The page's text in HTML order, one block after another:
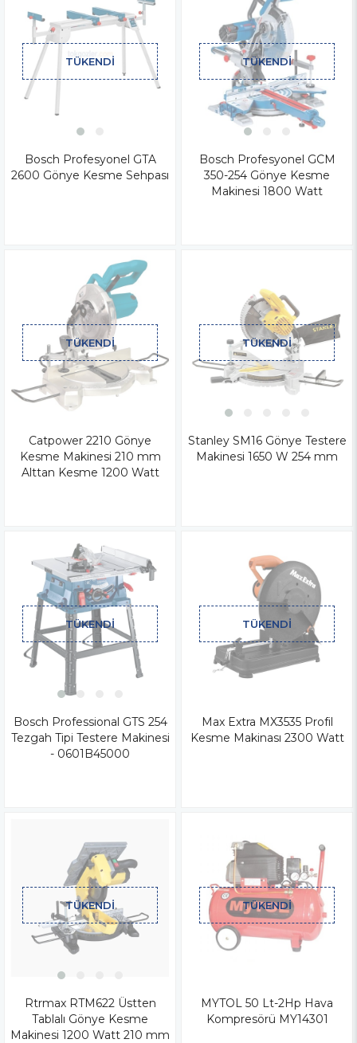
TÜKENDI
Bosch Profesyonel GTA
2600 Gönye Kesme Sehpası
TÜKENDI
Bosch Profesyonel GCM
350-254 Gönye Kesme
Makinesi 1800 Watt
TÜKENDI
Catpower 2210 Gönye
Kesme Makinesi 210 mm
Alttan Kesme 1200 Watt
TÜKENDI
Stanley SM16 Gönye Testere
Makinesi 1650 W 254 mm
TÜKENDI
Bosch Professional GTS 254
Tezgah Tipi Testere Makinesi
- 0601B45000
TÜKENDI
Max Extra MX3535 Profil
Kesme Makinası 2300 Watt
TÜKENDI
Rtrmax RTM622 Üstten
Tablalı Gönye Kesme
Makinesi 1200 Watt 210 mm
TÜKENDI
MYTOL 50 Lt-2Hp Hava
Kompresörü MY14301